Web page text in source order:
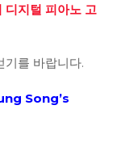
디지털 피아노 고
기를 바랍니다.
Song’s